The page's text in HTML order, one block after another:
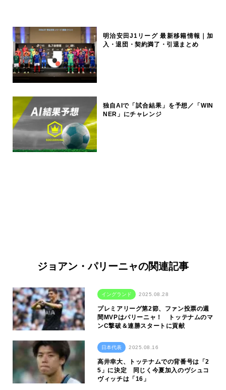
明治安田J1リーグ 最新移籍情報｜加
入・退団・契約満了・引退まとめ
独自AIで「試合結果」を予想／「WIN
NER」にチャレンジ
ジョアン・パリーニャの関連記事
イングランド 2025.08.28
プレミアリーグ第2節、ファン投票の週
間MVPはパリーニャ！ トッテナムのマ
ンC撃破＆連勝スタートに貢献
日本代表 2025.08.16
高井幸大、トッテナムでの背番号は「2
5」に決定 同じく今夏加入のヴシュコ
ヴィッチは「16」